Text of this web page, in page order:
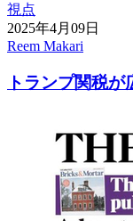
視点
2025年4月09日
Reem Makari
トランプ関税